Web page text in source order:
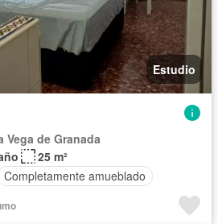
Estudio
Vega de Granada
25 m²
Completamente amueblado